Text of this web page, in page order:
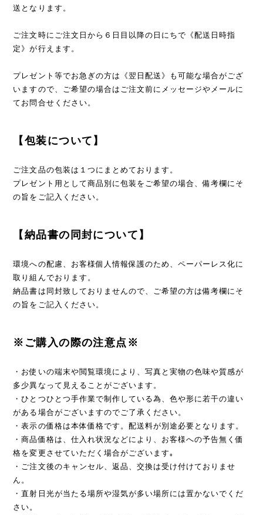
送となります。
ご注文時にご注文日から６日目以降の日にちで《配送日時指
定》が行えます。
プレゼント等でお急ぎの方は《翌日配送》も可能な場合がござ
いますので、ご希望の場合はご注文前にメッセージやメールに
てお問合せください。
【包装について】
ご注文品の包装は１つにまとめております。
プレゼント用として商品別に包装をご希望の場合、備考欄にそ
の旨をご記入ください。
【納品書の同封について】
環境への配慮、お客様個人情報保護のため、ペーパーレス化に
取り組んでおります。
納品書は同封致しておりませんので、ご希望の方は備考欄にそ
の旨をご記入ください。
※ご購入の際の注意点※
・お使いの端末や閲覧環境により、写真と実物の色味や質感が
多少異なって見えることがございます。
・ひとつひとつ手作業で制作している為、色や形に若干の違い
がある場合がございますのでご了承ください。
・表示の価格は本体価格です。配送料が別途必要となります。
・商品価格は、仕入れ状況などにより、お客様への予告無く価
格を変更させていただく場合がございます｡
・ご注文後のキャンセル、返品、交換は受け付けておりませ
ん。
・直射日光が当たる場所や湿気が多い場所には置かないでくだ
さい。